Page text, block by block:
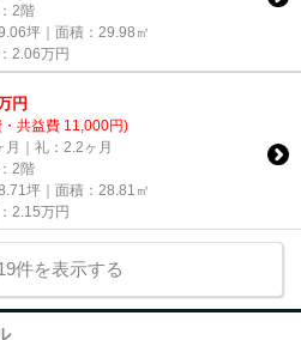
2階
坪｜面積：29.98㎡
2.06万円
円
共益費 11,000円)
月｜礼：2.2ヶ月
2階
坪｜面積：28.81㎡
2.15万円
件を表示する